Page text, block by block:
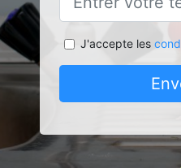
J'accepte les